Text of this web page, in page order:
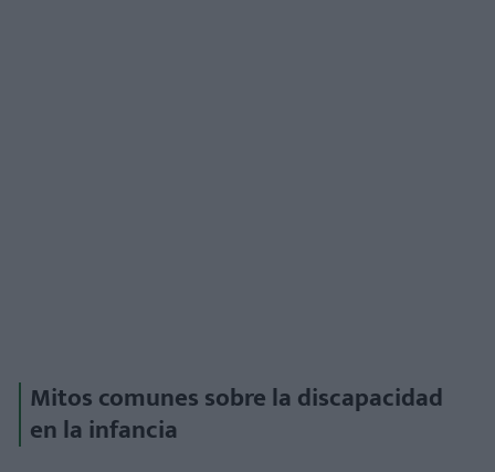
Mitos comunes sobre la discapacidad
en la infancia